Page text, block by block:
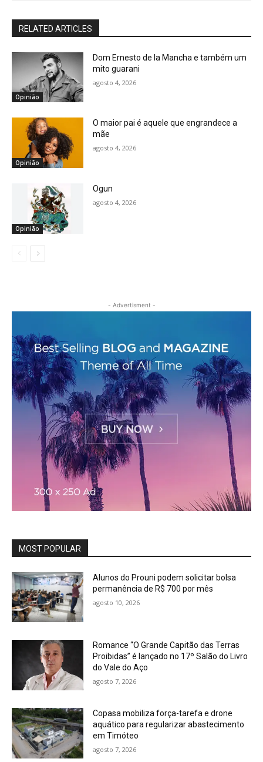
RELATED ARTICLES
Opinião
Dom Ernesto de la Mancha e também um
mito guarani
agosto 4, 2026
Opinião
O maior pai é aquele que engrandece a
mãe
agosto 4, 2026
Opinião
Ogun
agosto 4, 2026
- Advertisment -
MOST POPULAR
Alunos do Prouni podem solicitar bolsa
permanência de R$ 700 por mês
agosto 10, 2026
Romance “O Grande Capitão das Terras
Proibidas” é lançado no 17º Salão do Livro
do Vale do Aço
agosto 7, 2026
Copasa mobiliza força-tarefa e drone
aquático para regularizar abastecimento
em Timóteo
agosto 7, 2026